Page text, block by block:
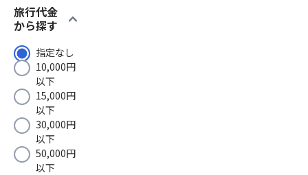
旅行代金
から探す
expand_more
指定なし
10,000円
以下
15,000円
以下
30,000円
以下
50,000円
以下